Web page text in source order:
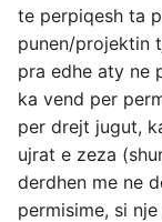
te perpiqesh ta
punen/projektin
pra edhe aty ne
ka vend per
per drejt jugut,
ujrat e zeza
derdhen me ne
permisime, si